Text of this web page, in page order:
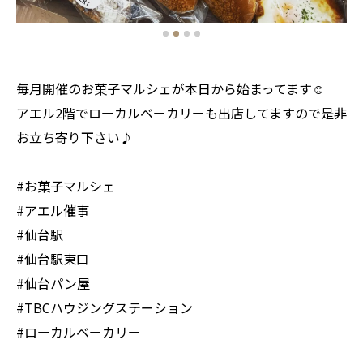
毎月開催のお菓子マルシェが本日から始まってます☺️
アエル2階でローカルベーカリーも出店してますので是非
お立ち寄り下さい♪
#お菓子マルシェ
#アエル催事
#仙台駅
#仙台駅東口
#仙台パン屋
#TBCハウジングステーション
#ローカルベーカリー